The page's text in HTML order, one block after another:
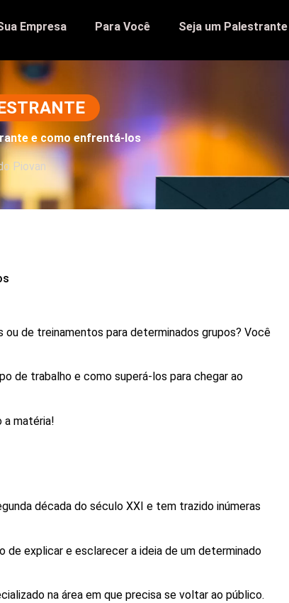
Empresa Para Você Seja um Palestrante
e como enfrentá-los
Piovan
ou de treinamentos para determinados grupos? Você
de trabalho e como superá-los para chegar ao
a matéria!
década do século XXI e tem trazido inúmeras
de explicar e esclarecer a ideia de um determinado
na área em que precisa se voltar ao público.